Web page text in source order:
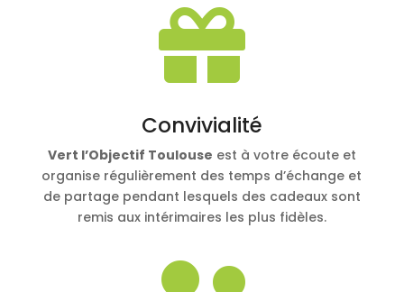

Convivialité
Vert l’Objectif Toulouse est à votre écoute et
organise régulièrement des temps d’échange et
de partage pendant lesquels des cadeaux sont
remis aux intérimaires les plus fidèles.